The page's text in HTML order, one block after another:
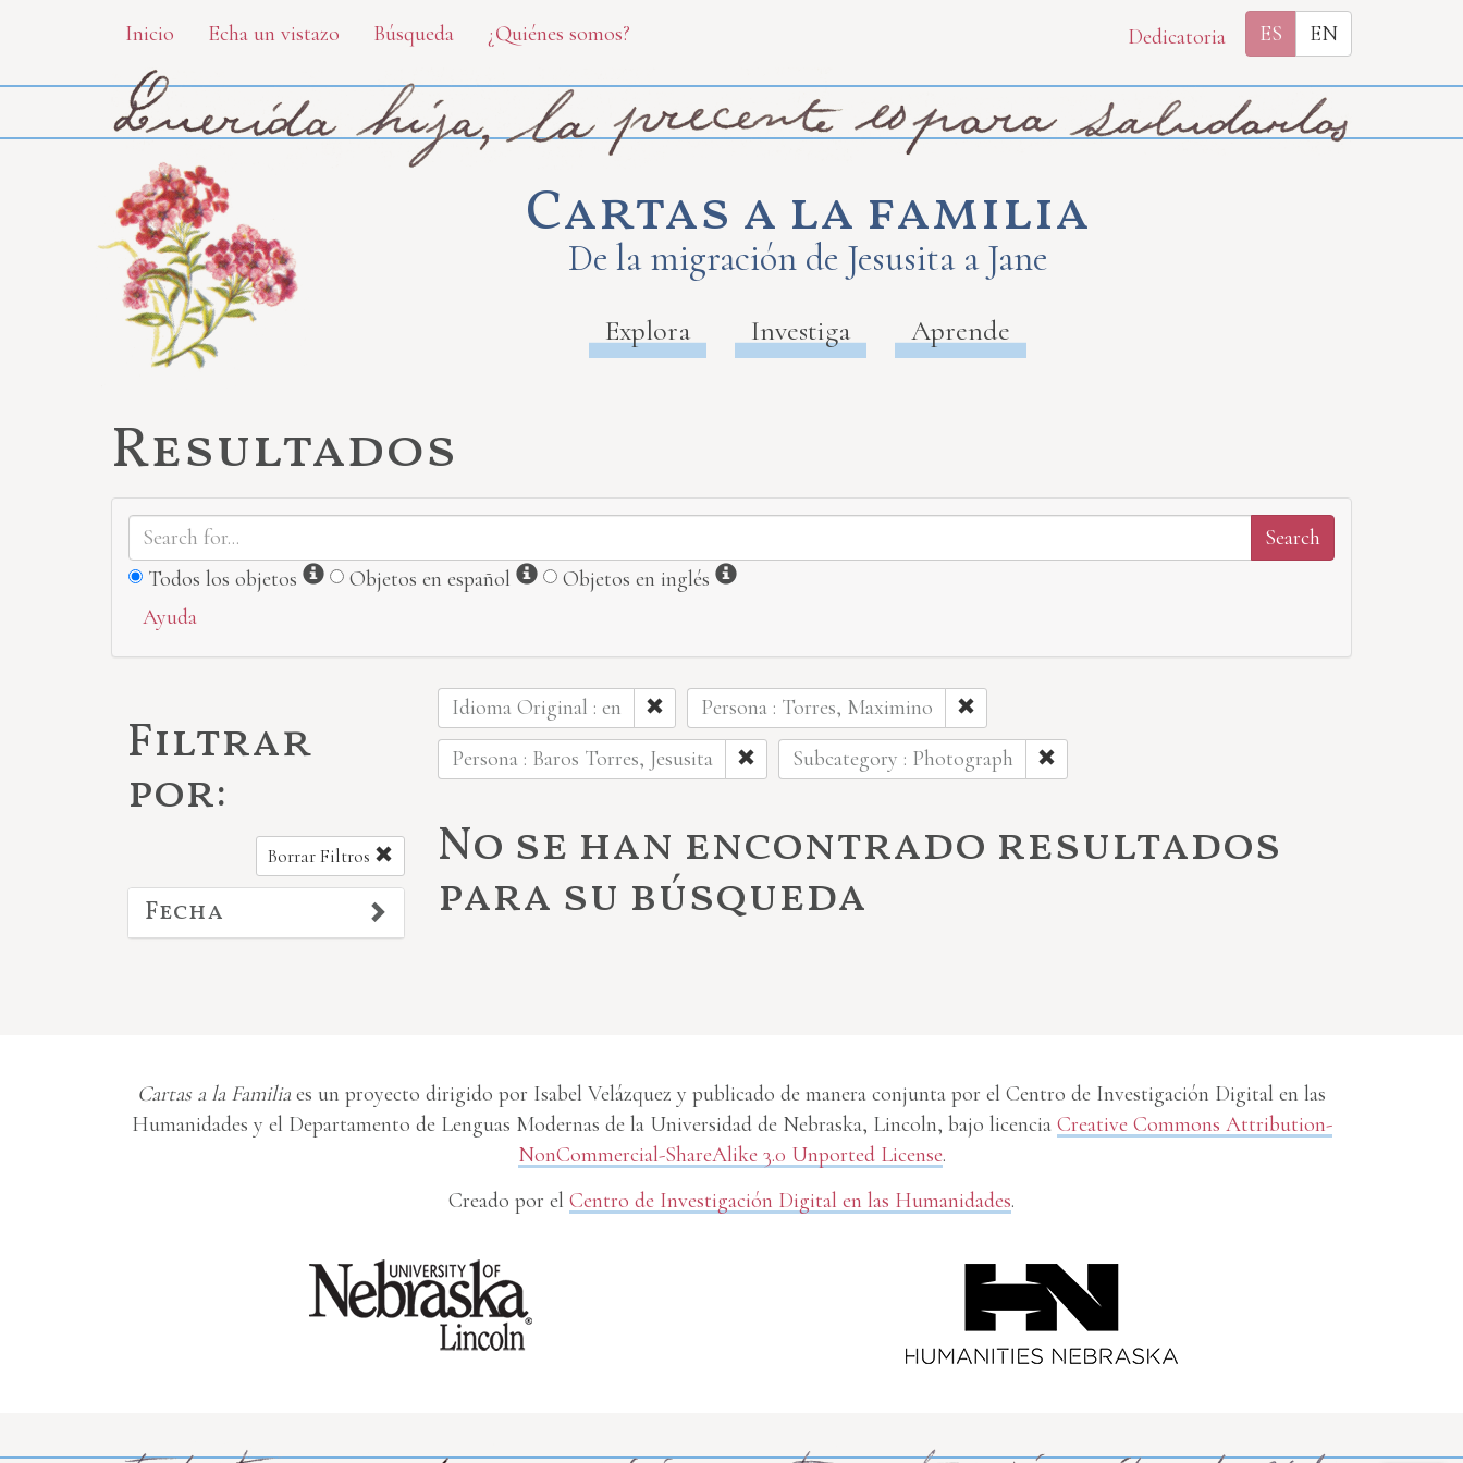
main
Inicio Echa un vistazo Búsqueda ¿Quiénes somos? Dedicatoria ES EN
Cartas a la familia
De la migración de Jesusita a Jane
Explora Investiga Aprende
Resultados
Todos los objetos Información
Objetos en español Información
Objetos en inglés
Información
Ayuda
Filtrar
por:
Borrar Filtros
Fecha
Idioma Original : en
Persona : Torres, Maximino
Persona : Baros Torres, Jesusita
Subcategory : Photograph
No se han encontrado resultados
para su búsqueda
Cartas a la Familiaes un proyecto dirigido por Isabel Velázquez y publicado de manera conjunta por el Centro de Investigación Digital en las
Humanidades y el Departamento de Lenguas Modernas de la Universidad de Nebraska, Lincoln, bajo licencia Creative Commons Attribution-
NonCommercial-ShareAlike 3.0 Unported License.
Creado por el Centro de Investigación Digital en las Humanidades.